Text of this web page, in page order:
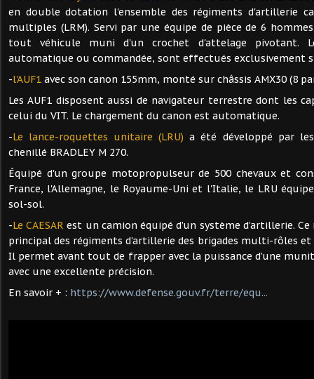
en double dotation l'ensemble des régiments d'artillerie
multiples (LRM). Servi par une équipe de pièce de 6
tout véhicule muni d'un crochet d'attelage pivotant.
automatique ou commandée, sont effectués exclusivement
-l'AUF1 avec son canon 155mm, monté sur châssis AMX30 (8
Les AUF1 disposent aussi de navigateur terrestre dont les
celui du VIT. Le chargement du canon est automatique.
-Le lance-roquettes unitaire (LRU) a été développé par
chenillé BRADLEY M 270.
Équipé d'un groupe motopropulseur de 500 chevaux et
France, l'Allemagne, le Royaume-Uni et l'Italie, le LRU
sol-sol.
-Le CAESARest un camion équipé d’un système d’artillerie.
principal des régiments d’artillerie des brigades multi-rôles et
Il permet avant tout de frapper avec la puissance d’une
avec une excellente précision.
En savoir + : https://www.defense.gouv.fr/terre/equ...